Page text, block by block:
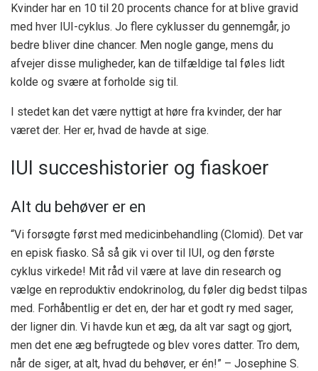
Kvinder har en 10 til 20 procents chance for at blive gravid
med hver IUI-cyklus. Jo flere cyklusser du gennemgår, jo
bedre bliver dine chancer. Men nogle gange, mens du
afvejer disse muligheder, kan de tilfældige tal føles lidt
kolde og svære at forholde sig til.
I stedet kan det være nyttigt at høre fra kvinder, der har
været der. Her er, hvad de havde at sige.
IUI succeshistorier og fiaskoer
Alt du behøver er en
“Vi forsøgte først med medicinbehandling (Clomid). Det var
en episk fiasko. Så så gik vi over til IUI, og den første
cyklus virkede! Mit råd vil være at lave din research og
vælge en reproduktiv endokrinolog, du føler dig bedst tilpas
med. Forhåbentlig er det en, der har et godt ry med sager,
der ligner din. Vi havde kun et æg, da alt var sagt og gjort,
men det ene æg befrugtede og blev vores datter. Tro dem,
når de siger, at alt, hvad du behøver, er én!” – Josephine S.